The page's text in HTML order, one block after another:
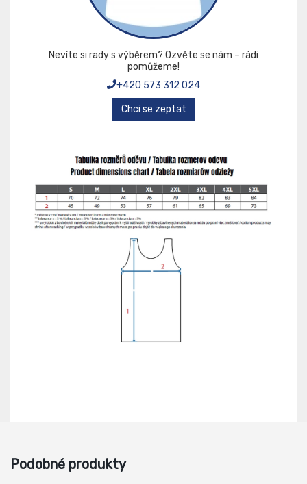
Nevíte si rady s výběrem? Ozvěte se nám – rádi
pomůžeme!
+420 573 312 024
Chci se zeptat
Podobné produkty